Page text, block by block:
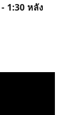
1:30 หลัง